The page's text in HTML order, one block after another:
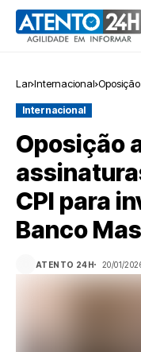
Lar Internacional
Internacional
Oposição
CPI para
Banco
ATENTO 24H 20/01/